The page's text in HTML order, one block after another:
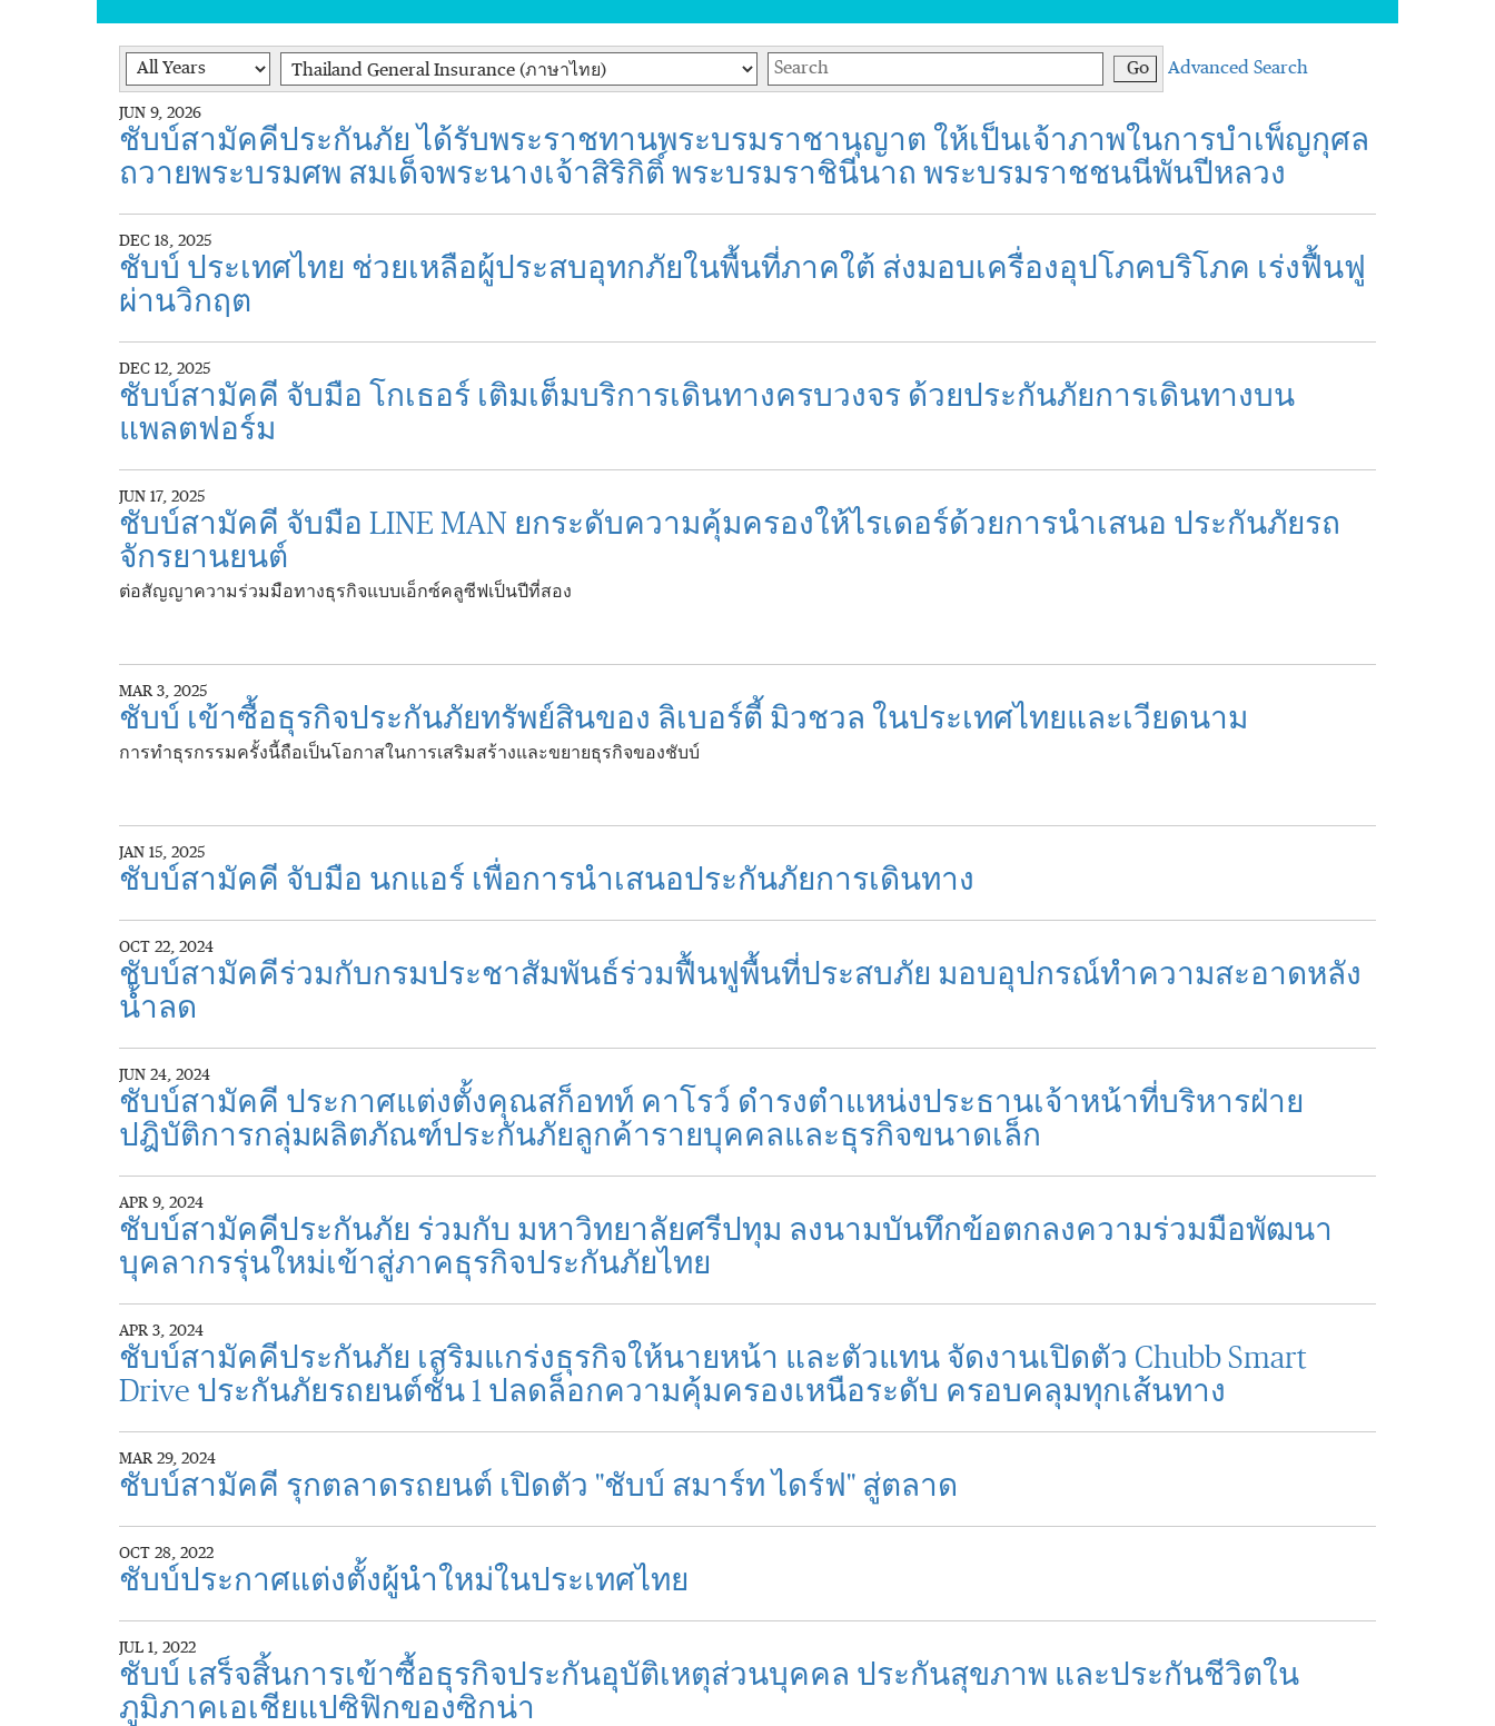
Year Category Keywords Go Advanced Search
JUN 9, 2026
ชับบ์สามัคคีประกันภัย ได้รับพระราชทานพระบรมราชานุญาต ให้เป็นเจ้าภาพในการบำเพ็ญกุศล
ถวายพระบรมศพ สมเด็จพระนางเจ้าสิริกิติ์ พระบรมราชินีนาถ พระบรมราชชนนีพันปีหลวง
DEC 18, 2025
ชับบ์ ประเทศไทย ช่วยเหลือผู้ประสบอุทกภัยในพื้นที่ภาคใต้ ส่งมอบเครื่องอุปโภคบริโภค เร่งฟื้นฟู
ผ่านวิกฤต
DEC 12, 2025
ชับบ์สามัคคี จับมือ โกเธอร์ เติมเต็มบริการเดินทางครบวงจร ด้วยประกันภัยการเดินทางบน
แพลตฟอร์ม
JUN 17, 2025
ชับบ์สามัคคี จับมือ LINE MAN ยกระดับความคุ้มครองให้ไรเดอร์ด้วยการนำเสนอ ประกันภัยรถ
จักรยานยนต์
ต่อสัญญาความร่วมมือทางธุรกิจแบบเอ็กซ์คลูซีฟเป็นปีที่สอง
MAR 3, 2025
ชับบ์ เข้าซื้อธุรกิจประกันภัยทรัพย์สินของ ลิเบอร์ตี้ มิวชวล ในประเทศไทยและเวียดนาม
การทำธุรกรรมครั้งนี้ถือเป็นโอกาสในการเสริมสร้างและขยายธุรกิจของชับบ์
JAN 15, 2025
ชับบ์สามัคคี จับมือ นกแอร์ เพื่อการนำเสนอประกันภัยการเดินทาง
OCT 22, 2024
ชับบ์สามัคคีร่วมกับกรมประชาสัมพันธ์ร่วมฟื้นฟูพื้นที่ประสบภัย มอบอุปกรณ์ทำความสะอาดหลัง
น้ำลด
JUN 24, 2024
ชับบ์สามัคคี ประกาศแต่งตั้งคุณสก็อทท์ คาโรว์ ดำรงตำแหน่งประธานเจ้าหน้าที่บริหารฝ่าย
ปฎิบัติการกลุ่มผลิตภัณฑ์ประกันภัยลูกค้ารายบุคคลและธุรกิจขนาดเล็ก
APR 9, 2024
ชับบ์สามัคคีประกันภัย ร่วมกับ มหาวิทยาลัยศรีปทุม ลงนามบันทึกข้อตกลงความร่วมมือพัฒนา
บุคลากรรุ่นใหม่เข้าสู่ภาคธุรกิจประกันภัยไทย
APR 3, 2024
ชับบ์สามัคคีประกันภัย เสริมแกร่งธุรกิจให้นายหน้า และตัวแทน จัดงานเปิดตัว Chubb Smart
Drive ประกันภัยรถยนต์ชั้น 1 ปลดล็อกความคุ้มครองเหนือระดับ ครอบคลุมทุกเส้นทาง
MAR 29, 2024
ชับบ์สามัคคี รุกตลาดรถยนต์ เปิดตัว "ชับบ์ สมาร์ท ไดร์ฟ" สู่ตลาด
OCT 28, 2022
ชับบ์ประกาศแต่งตั้งผู้นำใหม่ในประเทศไทย
JUL 1, 2022
ชับบ์ เสร็จสิ้นการเข้าซื้อธุรกิจประกันอุบัติเหตุส่วนบุคคล ประกันสุขภาพ และประกันชีวิตใน
ภูมิภาคเอเชียแปซิฟิกของซิกน่า